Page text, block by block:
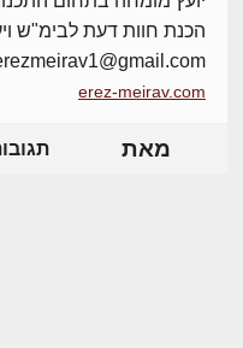
הכנת חוות דעת לבימ"ש
erez-meirav.com
מאת